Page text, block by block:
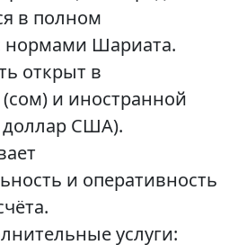
в полном
нормами Шариата.
открыт в
и иностранной
доллар США).
и оперативность
услуги: